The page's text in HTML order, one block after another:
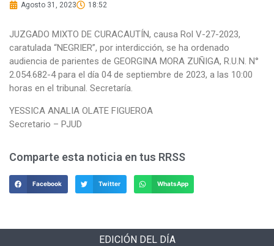
Agosto 31, 2023 18:52
JUZGADO MIXTO DE CURACAUTÍN, causa Rol V-27-2023,
caratulada “NEGRIER”, por interdicción, se ha ordenado
audiencia de parientes de GEORGINA MORA ZUÑIGA, R.U.N. N°
2.054.682-4 para el día 04 de septiembre de 2023, a las 10:00
horas en el tribunal. Secretaría.
YESSICA ANALIA OLATE FIGUEROA
Secretario – PJUD
Comparte esta noticia en tus RRSS
Facebook Twitter WhatsApp
EDICIÓN DEL DÍA